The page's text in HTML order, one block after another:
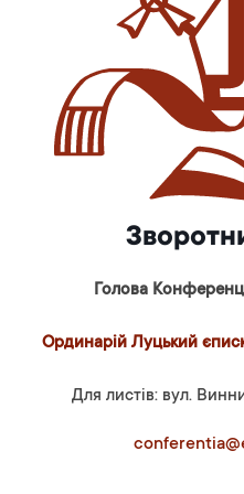
Голова
Ординарій Луцький
Для листів: вул.